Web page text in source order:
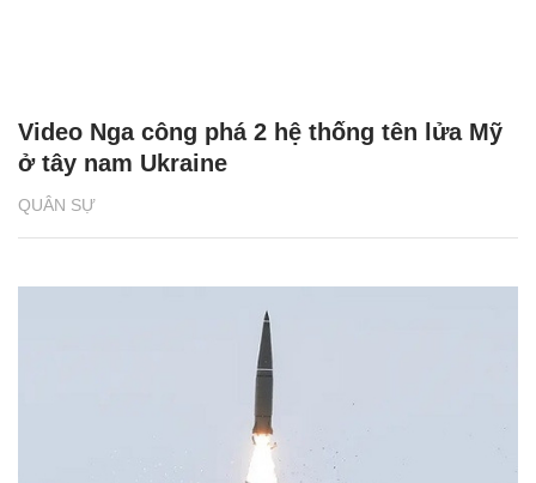
QUÂN SỰ
Video Nga công phá 2 hệ thống tên lửa Mỹ
ở tây nam Ukraine